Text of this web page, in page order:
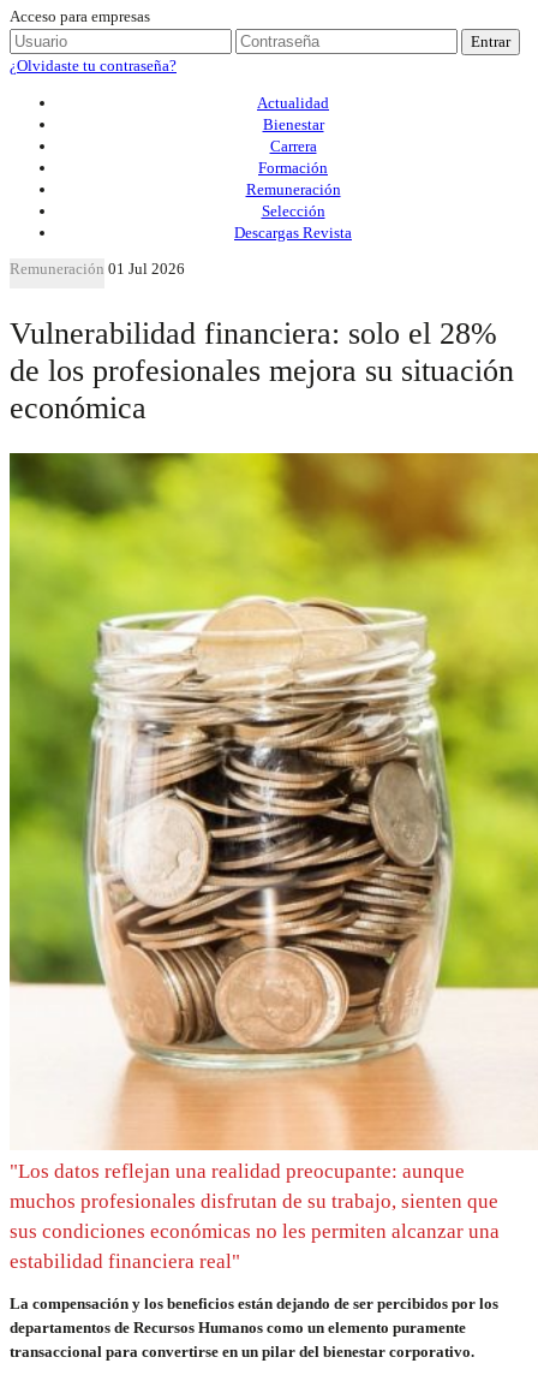
Acceso para empresas
Entrar
¿Olvidaste tu contraseña?
Actualidad
Bienestar
Carrera
Formación
Remuneración
Selección
Descargas Revista
Remuneración 01 Jul 2026
Vulnerabilidad financiera: solo el 28%
de los profesionales mejora su situación
económica
"Los datos reflejan una realidad preocupante: aunque
muchos profesionales disfrutan de su trabajo, sienten que
sus condiciones económicas no les permiten alcanzar una
estabilidad financiera real"
La compensación y los beneficios están dejando de ser percibidos por los
departamentos de Recursos Humanos como un elemento puramente
transaccional para convertirse en un pilar del bienestar corporativo.